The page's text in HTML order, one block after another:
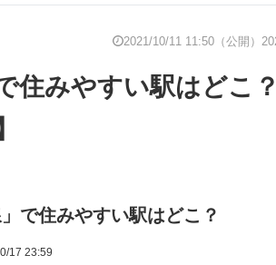
けIT製品の総合サイト
2021/10/11 11:50（公開）
住みやすい駅はどこ
で住みやすい駅はどこ？
17 23:59